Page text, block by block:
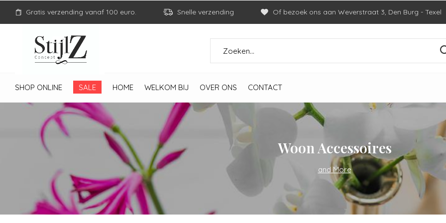
SHOP ONLINE SALE HOME WELKOM BIJ OVER ONS CONTACT
Gratis verzending vanaf 100 euro. Snelle verzending Of bezoek ons aan Weverstraat 3, Den Burg - Texel
Woon Accessoires
and More